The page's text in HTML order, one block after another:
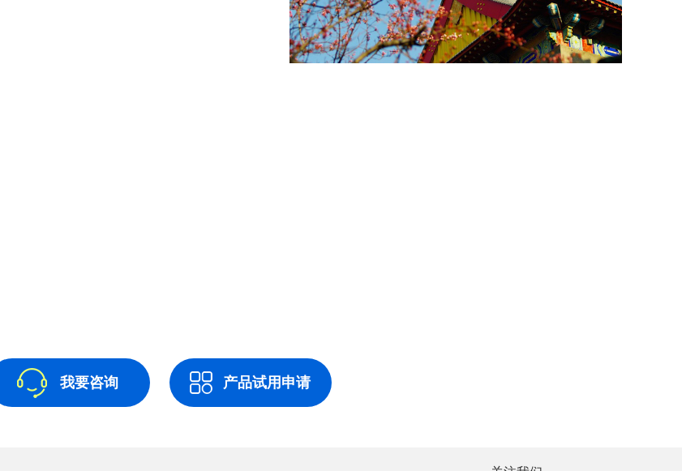
我要咨询 产品试用申请